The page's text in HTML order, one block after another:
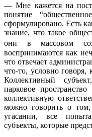
— Мне кажется на
понятие
сформулировано. Есть
знание, что такое
они в массовом
воспринимаются как
что отвечает
что-то, условно говоря,
Коллективный
парковое
коллективную
можно говорить о
угасании, все
субъекты, которые